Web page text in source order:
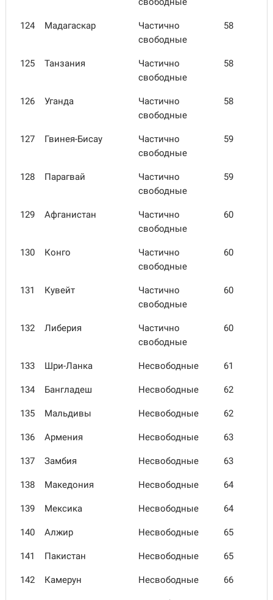
124 Мада­гаскар
Частично
свободные
58
125 Танзания
Частично
свободные
58
126 Уганда
Частично
свободные
58
127 Гвинея-Бисау
Частично
свободные
59
128 Парагвай
Частично
свободные
59
129 Афгани­стан
Частично
свободные
60
130 Конго
Частично
свободные
60
131 Кувейт
Частично
свободные
60
132 Либерия
Частично
свободные
60
133 Шри-Ланка Несвободные 61
134 Бангла­деш Несвободные 62
135 Мальдивы Несвободные 62
136 Армения Несвободные 63
137 Замбия Несвободные 63
138 Македо­ния Несвободные 64
139 Мексика Несвободные 64
140 Алжир Несвободные 65
141 Паки­стан Несвободные 65
142 Камерун Несвободные 66